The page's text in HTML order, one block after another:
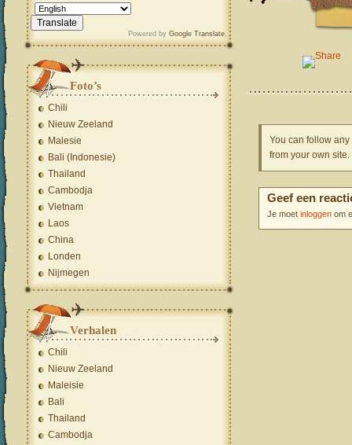
You can follow
from your own site.
Geef een
Je moet inloggen om
Powered by Google Translate.
Foto’s
Chili
Nieuw Zeeland
Malesie
Bali (Indonesie)
Thailand
Cambodja
Vietnam
Laos
China
Londen
Nijmegen
Verhalen
Chili
Nieuw Zeeland
Maleisie
Bali
Thailand
Cambodja